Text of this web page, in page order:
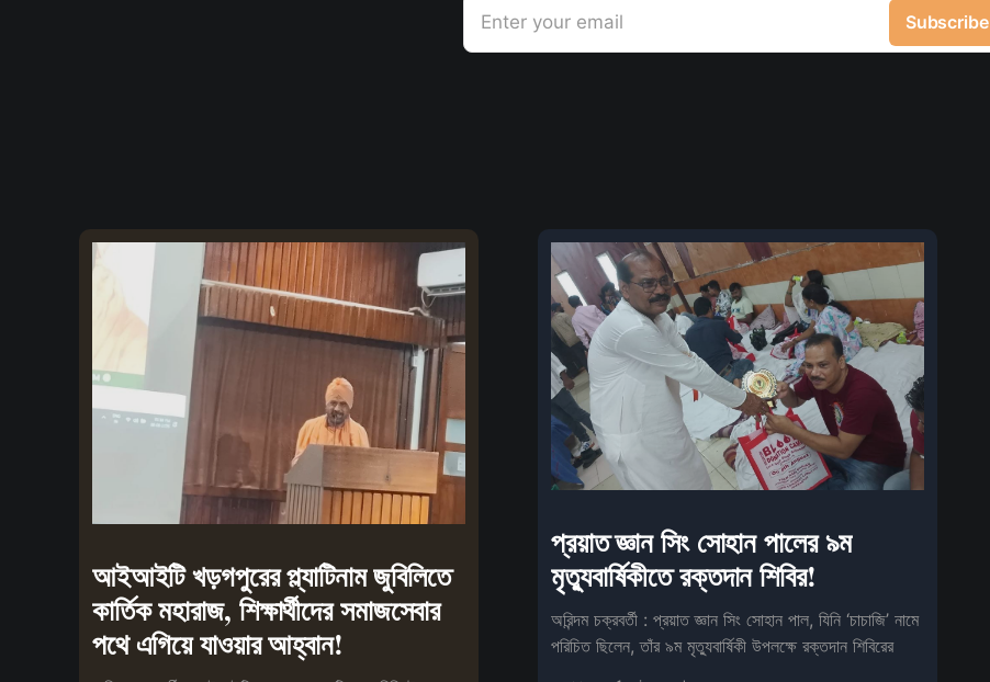
Enter your email Subscribe
আইআইটি খড়গপুরের প্ল্যাটিনাম জুবিলিতে
কার্তিক মহারাজ, শিক্ষার্থীদের সমাজসেবার
পথে এগিয়ে যাওয়ার আহ্বান!
প্রয়াত জ্ঞান সিং সোহান পালের ৯ম
মৃত্যুবার্ষিকীতে রক্তদান শিবির!
অরিন্দম চক্রবর্তী : প্রয়াত জ্ঞান সিং সোহান পাল, যিনি ‘চাচাজি’ নামে
পরিচিত ছিলেন, তাঁর ৯ম মৃত্যুবার্ষিকী উপলক্ষে রক্তদান শিবিরের